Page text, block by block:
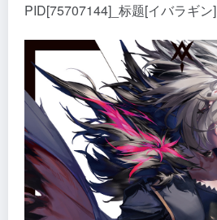
PID[75707144]_标题[イバラギン]